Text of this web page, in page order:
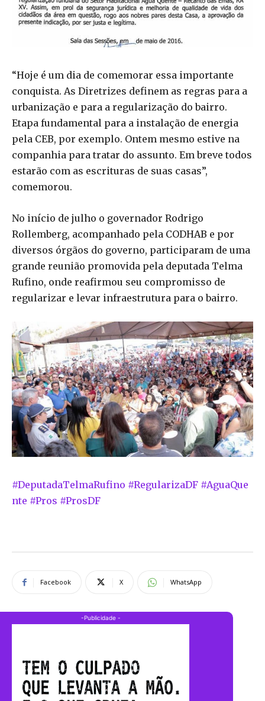
“Hoje é um dia de comemorar essa importante
conquista. As Diretrizes definem as regras para a
urbanização e para a regularização do bairro.
Etapa fundamental para a instalação de energia
pela CEB, por exemplo. Ontem mesmo estive na
companhia para tratar do assunto. Em breve todos
estarão com as escrituras de suas casas”,
comemorou.
No início de julho o governador Rodrigo
Rollemberg, acompanhado pela CODHAB e por
diversos órgãos do governo, participaram de uma
grande reunião promovida pela deputada Telma
Rufino, onde reafirmou seu compromisso de
regularizar e levar infraestrutura para o bairro.
#DeputadaTelmaRufino #RegularizaDF #AguaQue
nte #Pros #ProsDF
Facebook X WhatsApp
-Publicidade -